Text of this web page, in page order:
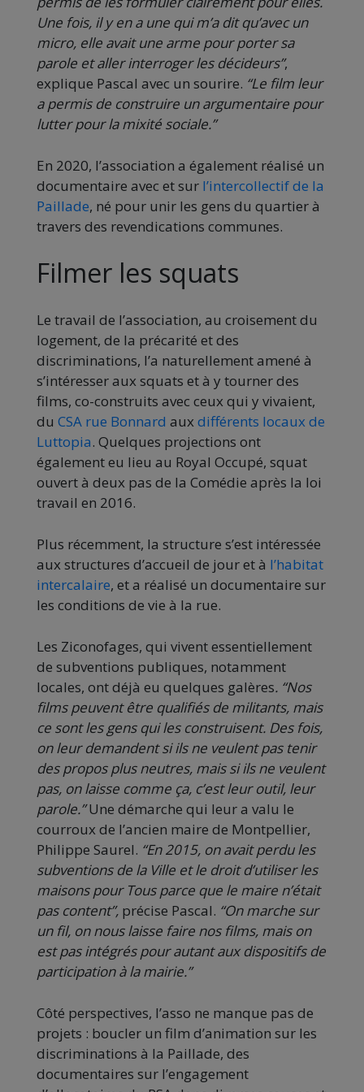
Une fois, il y en a une qui m’a dit qu’avec un
micro, elle avait une arme pour porter sa
parole et aller interroger les décideurs”,
explique Pascal avec un sourire. “Le film leur
a permis de construire un argumentaire pour
lutter pour la mixité sociale.”
En 2020, l’association a également réalisé un
documentaire avec et sur l’intercollectif de la
Paillade, né pour unir les gens du quartier à
travers des revendications communes.
Filmer les squats
Le travail de l’association, au croisement du
logement, de la précarité et des
discriminations, l’a naturellement amené à
s’intéresser aux squats et à y tourner des
films, co-construits avec ceux qui y vivaient,
du CSA rue Bonnard auxdifférents locaux de
Luttopia. Quelques projections ont
également eu lieu au Royal Occupé, squat
ouvert à deux pas de la Comédie après la loi
travail en 2016.
Plus récemment, la structure s’est intéressée
aux structures d’accueil de jour et à l’habitat
intercalaire, et a réalisé un documentaire sur
les conditions de vie à la rue.
Les Ziconofages, qui vivent essentiellement
de subventions publiques, notamment
locales, ont déjà eu quelques galères. “Nos
films peuvent être qualifiés de militants, mais
ce sont les gens qui les construisent. Des fois,
on leur demandent si ils ne veulent pas tenir
des propos plus neutres, mais si ils ne veulent
pas, on laisse comme ça, c’est leur outil, leur
parole.”Une démarche qui leur a valu le
courroux de l’ancien maire de Montpellier,
Philippe Saurel. “En 2015, on avait perdu les
subventions de la Ville et le droit d’utiliser les
maisons pour Tous parce que le maire n’était
pas content”, précise Pascal. “On marche sur
un fil, on nous laisse faire nos films, mais on
est pas intégrés pour autant aux dispositifs de
participation à la mairie.”
Côté perspectives, l’asso ne manque pas de
projets : boucler un film d’animation sur les
discriminations à la Paillade, des
documentaires sur l’engagement